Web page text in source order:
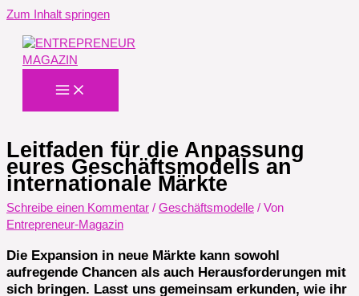
Zum Inhalt springen
Leitfaden für die Anpassung
eures Geschäftsmodells an
internationale Märkte
Schreibe einen Kommentar / Geschäftsmodelle / Von
Entrepreneur-Magazin
Die Expansion in neue Märkte kann sowohl
aufregende Chancen als auch Herausforderungen mit
sich bringen. Lasst uns gemeinsam erkunden, wie ihr